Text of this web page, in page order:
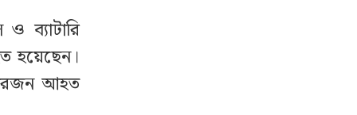
ব্যাটারি
হয়েছেন।
আহত